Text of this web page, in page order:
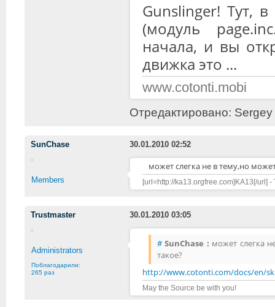
Gunslinger! Тут,
(модуль
начала, и вы
движка это ...
www.cotonti.mobi
Отредактировано:
SunChase 30.01.2010 02:52
Members
может слегка не в тему,но
[url=http://ka13.orgfree.com]KA13[/url]
Trustmaster 30.01.2010 03:05
Administrators
Поблагодарили:
265 раз
# SunChase : может слегка
такое?
http://www.cotonti.com/docs/en/
May the Source be with you!